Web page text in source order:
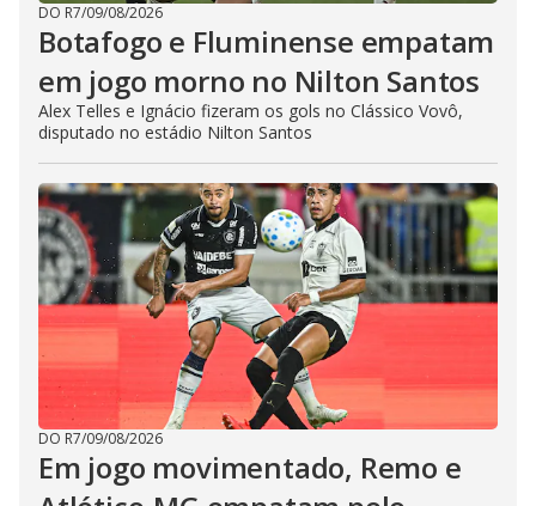
DO R7/09/08/2026
Botafogo e Fluminense empatam
em jogo morno no Nilton Santos
Alex Telles e Ignácio fizeram os gols no Clássico Vovô,
disputado no estádio Nilton Santos
DO R7/09/08/2026
Em jogo movimentado, Remo e